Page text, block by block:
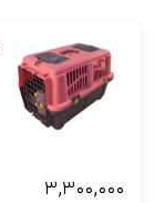
۳,۳۰۰,۰۰۰